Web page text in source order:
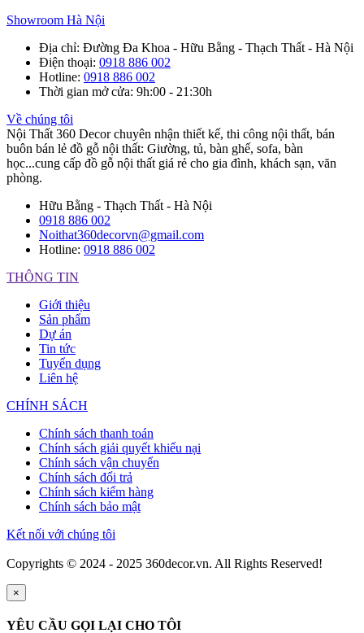
Showroom Hà Nội
Địa chỉ: Đường Đa Khoa - Hữu Bằng - Thạch Thất - Hà Nội
Điện thoại: 0918 886 002
Hotline: 0918 886 002
Thời gian mở cửa: 9h:00 - 21:30h
Về chúng tôi
Nội Thất 360 Decor chuyên nhận thiết kế, thi công nội thất, bán
buôn bán lẻ đồ gỗ nội thất: Giường, tủ, bàn ghế, sofa, bàn
học...cung cấp đồ gỗ nội thất giá rẻ cho gia đình, khách sạn, văn
phòng.
Hữu Bằng - Thạch Thất - Hà Nội
0918 886 002
Noithat360decorvn@gmail.com
Hotline: 0918 886 002
THÔNG TIN
Giới thiệu
Sản phẩm
Dự án
Tin tức
Tuyển dụng
Liên hệ
CHÍNH SÁCH
Chính sách thanh toán
Chính sách giải quyết khiếu nại
Chính sách vận chuyển
Chính sách đổi trả
Chính sách kiểm hàng
Chính sách bảo mật
Kết nối với chúng tôi
Copyrights © 2024 - 2025 360decor.vn. All Rights Reserved!
×
YÊU CẦU GỌI LẠI CHO TÔI